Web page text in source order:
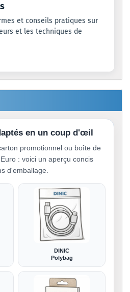
et conseils pratiques sur
et les techniques de
en un coup d'œil
promotionnel ou boîte de
: voici un aperçu concis
d'emballage.
DINIC
Polybag